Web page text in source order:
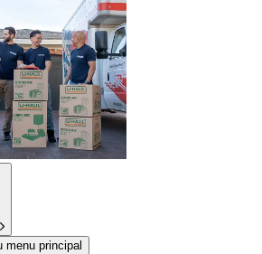
menu principal